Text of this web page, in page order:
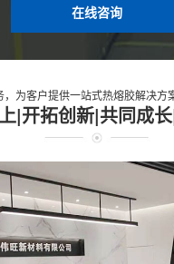
在线咨询
，为客户提供一站式热熔胶解决方
|开拓创新|共同成